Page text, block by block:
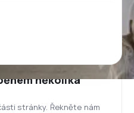
několika
stránky. Řekněte nám